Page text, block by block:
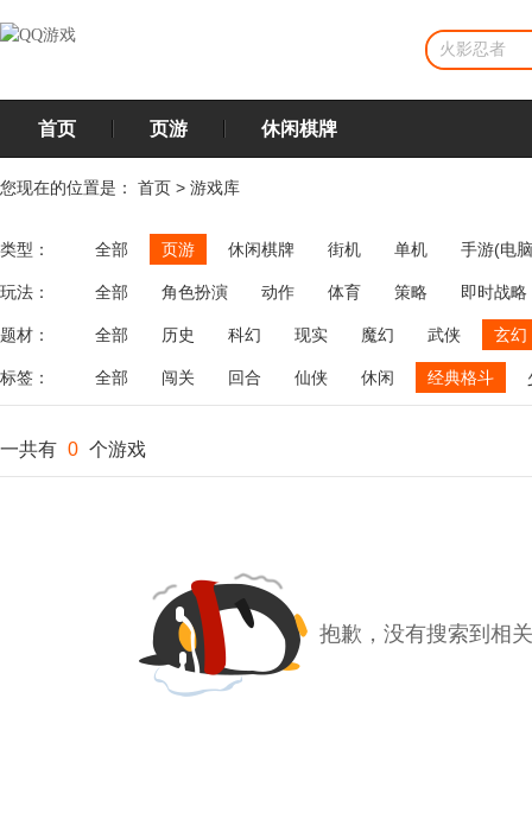
首页 页游 休闲棋牌
您现在的位置是： 首页 > 游戏库
类型： 全部 页游 休闲棋牌 街机 单机 手游(电
玩法： 全部 角色扮演 动作 体育 策略
即时战略
飞行
恋爱 第三人称射击 棋类 牌类 麻将
题材： 全部 历史 科幻 现实 魔幻 武侠 玄幻
标签： 全部 闯关 回合 仙侠 休闲 经典格斗
一共有 0 个游戏
抱歉，没有搜索到相